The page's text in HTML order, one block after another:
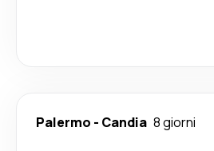
Palermo - Candia 8 giorni